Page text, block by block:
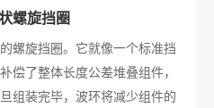
螺旋挡圈
螺旋挡圈。它就像一个标准挡
偿了整体长度公差堆叠组件，
组装完毕，波环将减少组件的